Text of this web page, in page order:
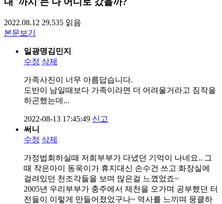
2022.08.12 29,535 읽음
본문보기
일광명김민지
수정 삭제
가족사진이 너무 아름답습니다.
도반이 남일때보다 가족이라면 더 어려울거라고 짐작을
하곤했는데...
2022-08-13 17:45:49 신고
써니
수정 삭제
가정법회하실때 저희부부가 다녔던 기억이 나네요.. 그
때 작은아이 동욱이가 휴지대신 손수건 쓰고 화장실에
걸려있던 천조각들을 보며 많은걸 느꼈었죠~
2005년 우리부부가 충주에서 제천을 오가며 공부했던 터
전들이 이렇게 만들어졌었구나~ 역사를 느끼며 뭉클하